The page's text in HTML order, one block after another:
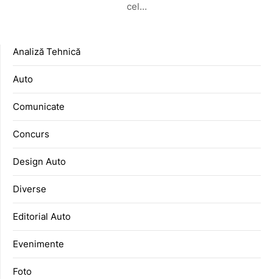
cel…
Analiză Tehnică
Auto
Comunicate
Concurs
Design Auto
Diverse
Editorial Auto
Evenimente
Foto